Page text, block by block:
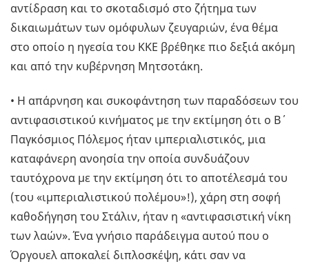
αντίδραση και το σκοταδισμό στο ζήτημα των
δικαιωμάτων των ομόφυλων ζευγαριών, ένα θέμα
στο οποίο η ηγεσία του ΚΚΕ βρέθηκε πιο δεξιά ακόμη
και από την κυβέρνηση Μητσοτάκη.
• Η απάρνηση και συκοφάντηση των παραδόσεων του
αντιφασιστικού κινήματος με την εκτίμηση ότι ο Β΄
Παγκόσμιος Πόλεμος ήταν ιμπεριαλιστικός, μια
καταφάνερη ανοησία την οποία συνδυάζουν
ταυτόχρονα με την εκτίμηση ότι το αποτέλεσμά του
(του «ιμπεριαλιστικού πολέμου»!), χάρη στη σοφή
καθοδήγηση του Στάλιν, ήταν η «αντιφασιστική νίκη
των λαών». Ένα γνήσιο παράδειγμα αυτού που ο
Όργουελ αποκαλεί διπλοσκέψη, κάτι σαν να